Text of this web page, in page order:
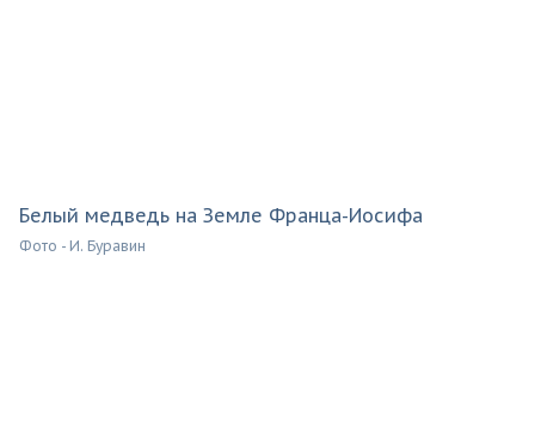
Белый медведь на Земле Франца-Иосифа
Фото - И. Буравин